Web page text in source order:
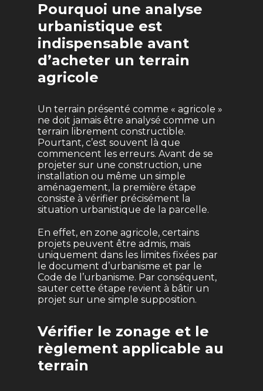
Pourquoi une analyse
urbanistique est
indispensable avant
d’acheter un terrain
agricole
Un terrain présenté comme « agricole »
ne doit jamais être analysé comme un
terrain librement constructible.
Pourtant, c’est souvent là que
commencent les erreurs. Avant de se
projeter sur une construction, une
installation ou même un simple
aménagement, la première étape
consiste à vérifier précisément la
situation urbanistique de la parcelle.
En effet, en zone agricole, certains
projets peuvent être admis, mais
uniquement dans les limites fixées par
le document d’urbanisme et par le
Code de l’urbanisme. Par conséquent,
sauter cette étape revient à bâtir un
projet sur une simple supposition.
Vérifier le zonage et le
règlement applicable au
terrain